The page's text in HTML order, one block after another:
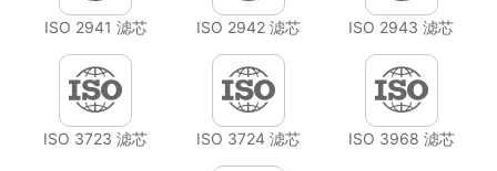
ISO 2941 滤芯 ISO 2942 滤芯 ISO 2943 滤芯
ISO 3723 滤芯 ISO 3724 滤芯 ISO 3968 滤芯